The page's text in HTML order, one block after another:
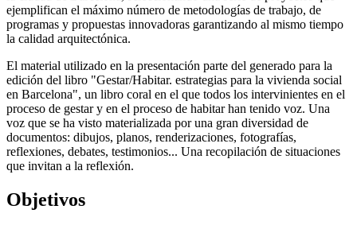
ejemplifican el máximo número de metodologías de trabajo, de
programas y propuestas innovadoras garantizando al mismo tiempo
la calidad arquitectónica.
El material utilizado en la presentación parte del generado para la
edición del libro "Gestar/Habitar. estrategias para la vivienda social
en Barcelona", un libro coral en el que todos los intervinientes en el
proceso de gestar y en el proceso de habitar han tenido voz. Una
voz que se ha visto materializada por una gran diversidad de
documentos: dibujos, planos, renderizaciones, fotografías,
reflexiones, debates, testimonios... Una recopilación de situaciones
que invitan a la reflexión.
Objetivos